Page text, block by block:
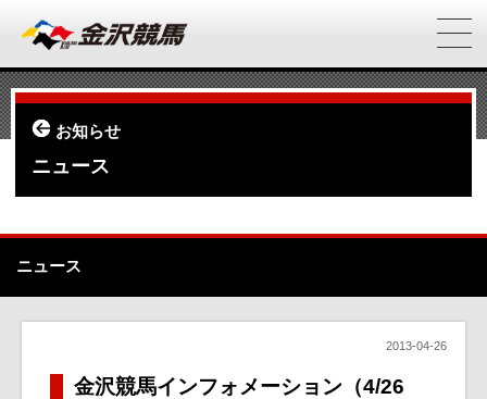
お知らせ
ニュース
ニュース
2013-04-26
金沢競馬インフォメーション（4/26